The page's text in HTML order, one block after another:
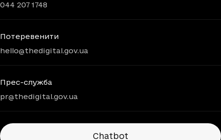
044 207 1748
Потеревенити
hello@thedigital.gov.ua
Прес-служба
pr@thedigital.gov.ua
Chatbots
Chatbot